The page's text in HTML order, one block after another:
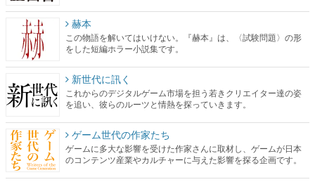
赫本
この物語を解いてはいけない。『赫本』は、〈試験問題〉の形
をした短編ホラー小説集です。
新世代に訊く
これからのデジタルゲーム市場を担う若きクリエイター達の姿
を追い、彼らのルーツと情熱を探っていきます。
ゲーム世代の作家たち
ゲームに多大な影響を受けた作家さんに取材し、ゲームが日本
のコンテンツ産業やカルチャーに与えた影響を探る企画です。